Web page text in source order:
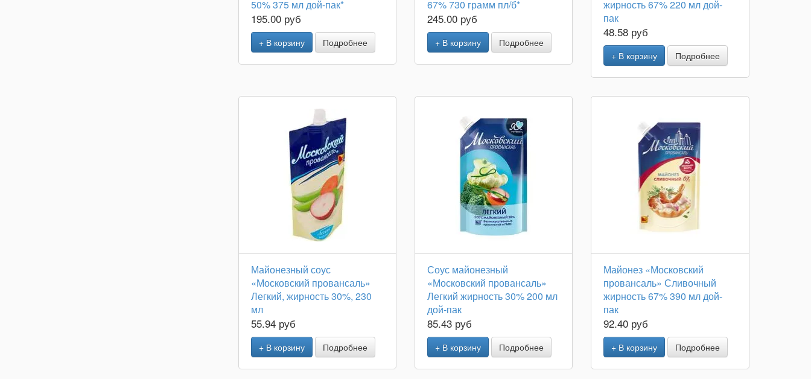
50% 375 мл дой-пак*
195.00 руб
+ В корзину Подробнее
67% 730 грамм пл/б*
245.00 руб
+ В корзину Подробнее
жирность 67% 220 мл дой-
пак
48.58 руб
+ В корзину Подробнее
Майонезный соус
«Московский провансаль»
Легкий, жирность 30%, 230
мл
55.94 руб
+ В корзину Подробнее
Соус майонезный
«Московский провансаль»
Легкий жирность 30% 200 мл
дой-пак
85.43 руб
+ В корзину Подробнее
Майонез «Московский
провансаль» Сливочный
жирность 67% 390 мл дой-
пак
92.40 руб
+ В корзину Подробнее